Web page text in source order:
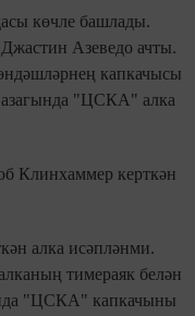
көчле башлады.
Азеведо ачты.
капкачысы
азагында "ЦСКА" алка
Клинхаммер керткән
алка исәпләнми.
тимераяк белән
"ЦСКА" капкачыны